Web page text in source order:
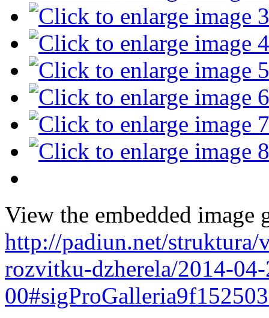
View the embedded image
http://padiun.net/
rozvitku-dzherela/2014-